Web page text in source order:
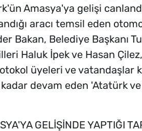
Amasya'ya gelişi
aracı temsil eden
Bakan, Belediye Başkanı
Haluk İpek ve Hasan
üyeleri ve vatandaşlar
kadar devam eden 'Atatürk
GELİŞİNDE YAPTIĞI